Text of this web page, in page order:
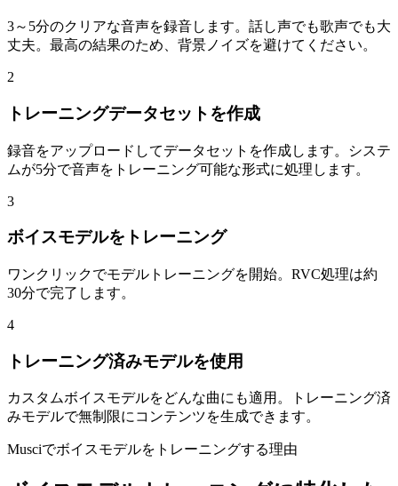
3～5分のクリアな音声を録音します。話し声でも歌声でも大
丈夫。最高の結果のため、背景ノイズを避けてください。
2
トレーニングデータセットを作成
録音をアップロードしてデータセットを作成します。システ
ムが5分で音声をトレーニング可能な形式に処理します。
3
ボイスモデルをトレーニング
ワンクリックでモデルトレーニングを開始。RVC処理は約
30分で完了します。
4
トレーニング済みモデルを使用
カスタムボイスモデルをどんな曲にも適用。トレーニング済
みモデルで無制限にコンテンツを生成できます。
Musciでボイスモデルをトレーニングする理由